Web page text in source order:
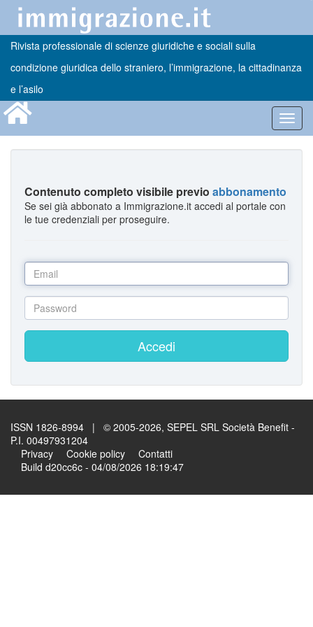
Rivista professionale di scienze giuridiche e sociali sulla
condizione giuridica dello straniero, l’immigrazione, la cittadinanza
e l’asilo
Contenuto completo visibile previo abbonamento
Se sei già abbonato a Immigrazione.it accedi al portale con
le tue credenziali per proseguire.
Accedi
ISSN 1826-8994 | © 2005-2026, SEPEL SRL Società Benefit -
P.I. 00497931204
Privacy
Cookie policy
Contatti
Build d20cc6c - 04/08/2026 18:19:47